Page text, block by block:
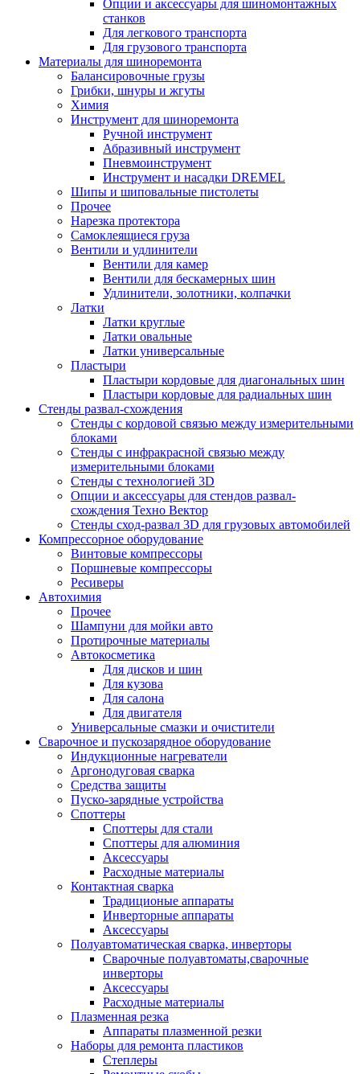
Опции и аксессуары для шиномонтажных
станков
Для легкового транспорта
Для грузового транспорта
Материалы для шиноремонта
Балансировочные грузы
Грибки, шнуры и жгуты
Химия
Инструмент для шиноремонта
Ручной инструмент
Абразивный инструмент
Пневмоинструмент
Инструмент и насадки DREMEL
Шипы и шиповальные пистолеты
Прочее
Нарезка протектора
Самоклеящиеся груза
Вентили и удлинители
Вентили для камер
Вентили для бескамерных шин
Удлинители, золотники, колпачки
Латки
Латки круглые
Латки овальные
Латки универсальные
Пластыри
Пластыри кордовые для диагональных шин
Пластыри кордовые для радиальных шин
Стенды развал-схождения
Стенды с кордовой связью между измерительными
блоками
Стенды с инфракрасной связью между
измерительными блоками
Стенды с технологией 3D
Опции и аксессуары для стендов развал-
схождения Техно Вектор
Стенды сход-развал 3D для грузовых автомобилей
Компрессорное оборудование
Винтовые компрессоры
Поршневые компрессоры
Ресиверы
Автохимия
Прочее
Шампуни для мойки авто
Протирочные материалы
Автокосметика
Для дисков и шин
Для кузова
Для салона
Для двигателя
Универсальные смазки и очистители
Сварочное и пускозарядное оборудование
Индукционные нагреватели
Аргонодуговая сварка
Средства защиты
Пуско-зарядные устройства
Споттеры
Споттеры для стали
Споттеры для алюминия
Аксессуары
Расходные материалы
Контактная сварка
Традиционые аппараты
Инверторные аппараты
Аксессуары
Полуавтоматическая сварка, инверторы
Сварочные полуавтоматы,сварочные
инверторы
Аксессуары
Расходные материалы
Плазменная резка
Аппараты плазменной резки
Наборы для ремонта пластиков
Степлеры